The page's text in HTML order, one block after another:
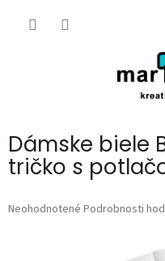
Dámske biele
tričko s
Priemerné
Neohodnotené Podrobnosti